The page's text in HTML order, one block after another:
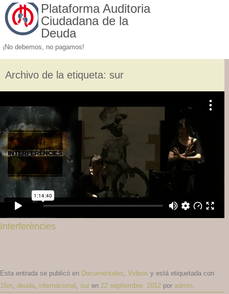
Plataforma Auditoria
Ciudadana de la
Deuda
¡No debemos, no pagamos!
Archivo de la etiqueta: sur
Interferències
Esta entrada se publicó en Documentales Videos y está etiquetada con
15m deuda internacional sur en 22 septiembre, 2012 por admin